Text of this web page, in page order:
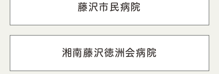
藤沢市民病院
湘南藤沢徳洲会病院